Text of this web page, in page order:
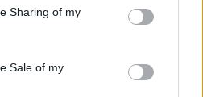
Sharing of my
Sale of my
is Füredre hívja a szakma
és jelentkezés
statisztikái szerint
nőtt a végrehajtási eljárás alá